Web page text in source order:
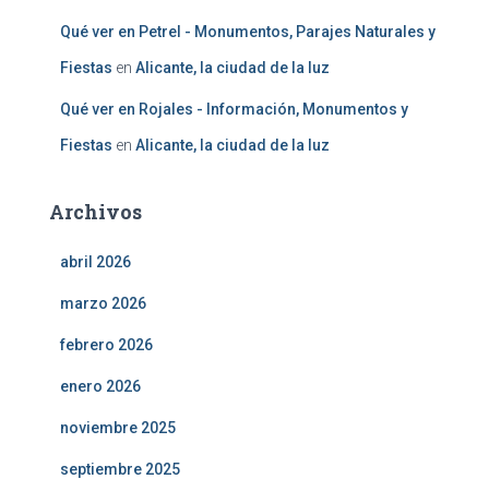
Qué ver en Petrel - Monumentos, Parajes Naturales y
Fiestas en Alicante, la ciudad de la luz
Qué ver en Rojales - Información, Monumentos y
Fiestas en Alicante, la ciudad de la luz
Archivos
abril 2026
marzo 2026
febrero 2026
enero 2026
noviembre 2025
septiembre 2025